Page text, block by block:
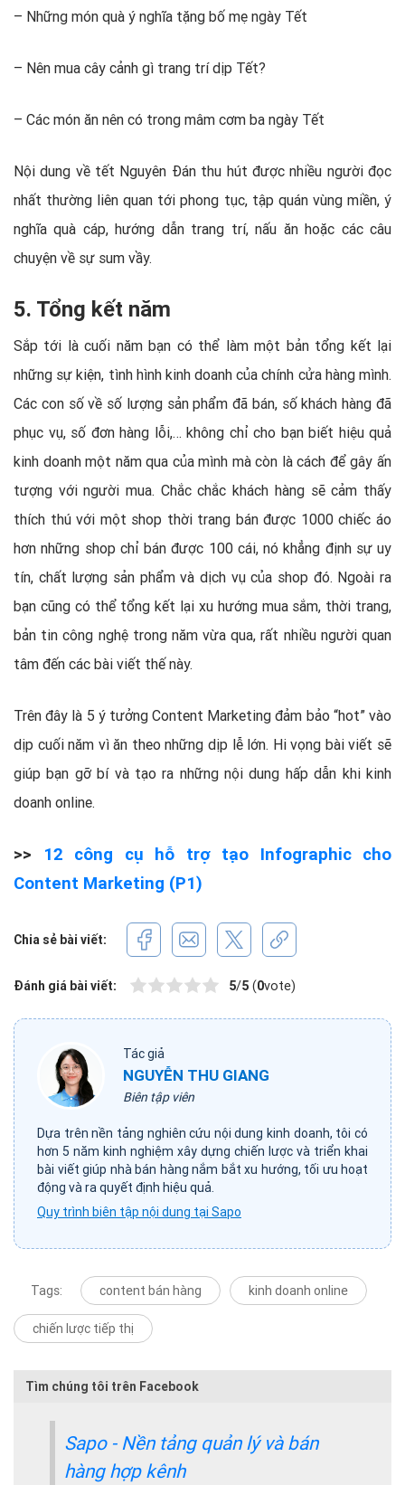
– Những món quà ý nghĩa tặng bố mẹ ngày Tết
– Nên mua cây cảnh gì trang trí dịp Tết?
– Các món ăn nên có trong mâm cơm ba ngày Tết
Nội dung về tết Nguyên Đán thu hút được nhiều người đọc
nhất thường liên quan tới phong tục, tập quán vùng miền, ý
nghĩa quà cáp, hướng dẫn trang trí, nấu ăn hoặc các câu
chuyện về sự sum vầy.
5. Tổng kết năm
Sắp tới là cuối năm bạn có thể làm một bản tổng kết lại
những sự kiện, tình hình kinh doanh của chính cửa hàng mình.
Các con số về số lượng sản phẩm đã bán, số khách hàng đã
phục vụ, số đơn hàng lỗi,… không chỉ cho bạn biết hiệu quả
kinh doanh một năm qua của mình mà còn là cách để gây ấn
tượng với người mua. Chắc chắc khách hàng sẽ cảm thấy
thích thú với một shop thời trang bán được 1000 chiếc áo
hơn những shop chỉ bán được 100 cái, nó khẳng định sự uy
tín, chất lượng sản phẩm và dịch vụ của shop đó. Ngoài ra
bạn cũng có thể tổng kết lại xu hướng mua sắm, thời trang,
bản tin công nghệ trong năm vừa qua, rất nhiều người quan
tâm đến các bài viết thế này.
Trên đây là 5 ý tưởng Content Marketing đảm bảo “hot” vào
dịp cuối năm vì ăn theo những dịp lễ lớn. Hi vọng bài viết sẽ
giúp bạn gỡ bí và tạo ra những nội dung hấp dẫn khi kinh
doanh online.
>>
12 công cụ hỗ trợ tạo Infographic cho
Content Marketing (P1)
Chia sẻ bài viết:
Đánh giá bài viết: 5/5 (0vote)
Tác giả
NGUYỄN THU GIANG
Biên tập viên
Dựa trên nền tảng nghiên cứu nội dung kinh doanh, tôi có
hơn 5 năm kinh nghiệm xây dựng chiến lược và triển khai
bài viết giúp nhà bán hàng nắm bắt xu hướng, tối ưu hoạt
động và ra quyết định hiệu quả.
Quy trình biên tập nội dung tại Sapo
Tags: content bán hàng kinh doanh online
chiến lược tiếp thị
Tìm chúng tôi trên Facebook
Sapo - Nền tảng quản lý và bán
hàng hợp kênh